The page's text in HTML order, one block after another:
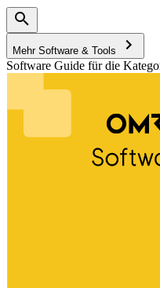
Mehr Software & Tools
Software Guide für die